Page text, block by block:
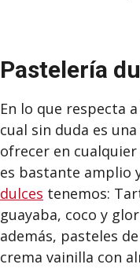
Pastelería
En lo que respecta
cual sin duda es
ofrecer en
es bastante amplio
dulces tenemos:
guayaba, coco y
además, pasteles
crema vainilla con